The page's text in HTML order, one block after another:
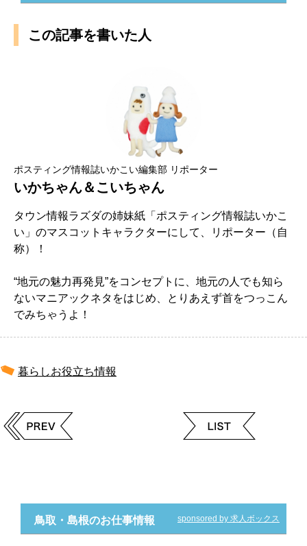
この記事を書いた人
ポスティング情報誌いかこい編集部 リポーター
いかちゃん＆こいちゃん
タウン情報ラズダの姉妹紙「ポスティング情報誌いかこ
い」のマスコットキャラクターにして、リポーター（自
称）！
“地元の魅力再発見”をコンセプトに、地元の人でも知ら
ないマニアックネタをはじめ、とりあえず首をつっこん
でみちゃうよ！
暮らしお役立ち情報
鳥取・島根のお仕事情報 sponsored by 求人ボックス